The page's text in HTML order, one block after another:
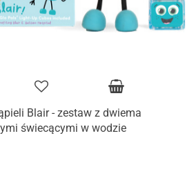
Blair - zestaw z dwiema
świecącymi w wodzie